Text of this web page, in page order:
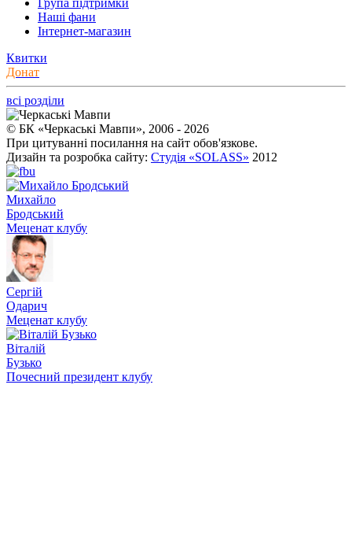
Наші фани
Інтернет-магазин
Квитки
Донат
всі розділи
© БК «Черкаські Мавпи», 2006 - 2026
При цитуванні посилання на сайт обов'язкове.
Дизайн та розробка сайту: Студія «SOLASS» 2012
Михайло
Бродський
Меценат клубу
Сергій
Одарич
Меценат клубу
Віталій
Бузько
Почесний президент клубу